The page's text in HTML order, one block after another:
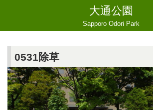
大通公園
Sapporo Odori Park
0531除草